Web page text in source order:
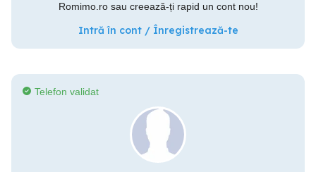
Romimo.ro sau creează-ți rapid un cont nou!
Intră în cont / Înregistrează-te
Telefon validat